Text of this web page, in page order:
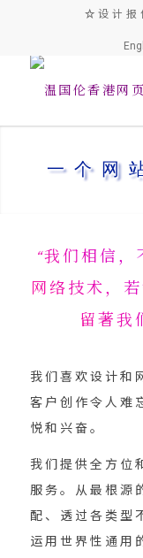
设 计 报
一 个 网
“我们相信
网络技术，
留著我
我们喜欢设计和
客户创作令人难
悦和兴奋。
我们提供全方位
服务。从最根源
配、透过各类型
运用世界性通用